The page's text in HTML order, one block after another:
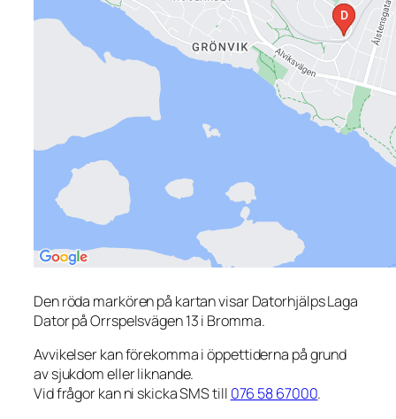
Den röda markören på kartan visar Datorhjälps Laga
Dator på Orrspelsvägen 13 i Bromma.
Avvikelser kan förekomma i öppettiderna på grund
av sjukdom eller liknande.
Vid frågor kan ni skicka SMS till 076 58 67000.